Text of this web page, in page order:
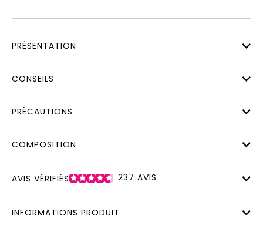
PRÉSENTATION
CONSEILS
PRÉCAUTIONS
COMPOSITION
AVIS VÉRIFIÉS 237 AVIS
INFORMATIONS PRODUIT